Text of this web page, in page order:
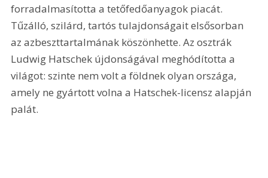
forradalmasította a tetőfedőanyagok piacát.
Tűzálló, szilárd, tartós tulajdonságait elsősorban
az azbeszttartalmának köszönhette. Az osztrák
Ludwig Hatschek újdonságával meghódította a
világot: szinte nem volt a földnek olyan országa,
amely ne gyártott volna a Hatschek-licensz alapján
palát.